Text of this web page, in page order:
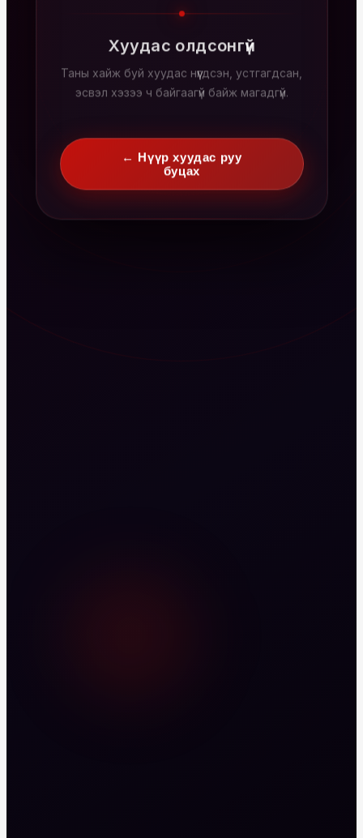
Хуудас олдсонгүй
Таны хайж буй хуудас нүүгдсэн, устгагдсан,
эсвэл хэзээ ч байгаагүй байж магадгүй.
← Нүүр хуудас руу
буцах